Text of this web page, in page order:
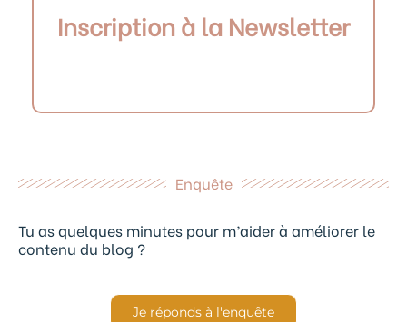
Inscription à la Newsletter
Enquête
Tu as quelques minutes pour m’aider à améliorer le
contenu du blog ?
Je réponds à l'enquête